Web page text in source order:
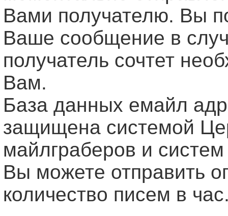
Вами получателю. Вы
Ваше сообщение в
получатель сочтет
Вам.
База данных емайл
защищена системой
майлграберов и
Вы можете отправить
количество писем в